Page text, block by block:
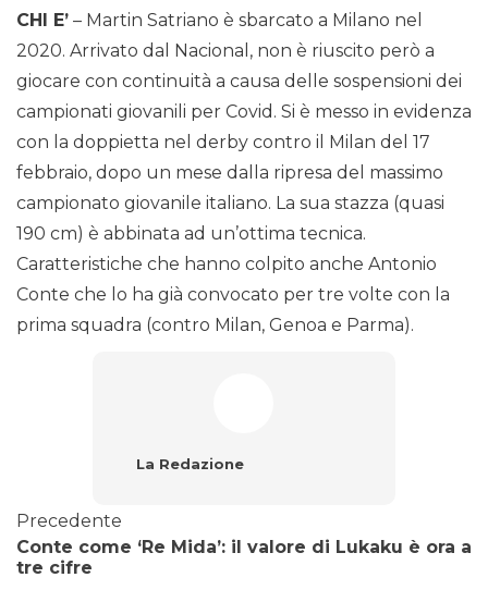
CHI E’ – Martin Satriano è sbarcato a Milano nel
2020. Arrivato dal Nacional, non è riuscito però a
giocare con continuità a causa delle sospensioni dei
campionati giovanili per Covid. Si è messo in evidenza
con la doppietta nel derby contro il Milan del 17
febbraio, dopo un mese dalla ripresa del massimo
campionato giovanile italiano. La sua stazza (quasi
190 cm) è abbinata ad un’ottima tecnica.
Caratteristiche che hanno colpito anche Antonio
Conte che lo ha già convocato per tre volte con la
prima squadra (contro Milan, Genoa e Parma).
La Redazione
Precedente
Conte come ‘Re Mida’: il valore di Lukaku è ora a
tre cifre